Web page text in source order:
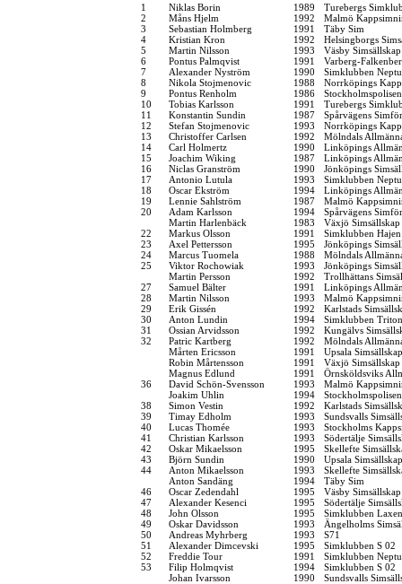
1 Niklas Borin 1989
Turebergs
2
Måns Hjelm 1992
Malmö
3
Sebastian Holmberg 1991
Täby Sim
4
Kristian Kron 1992
Helsingborgs
5
Martin Nilsson 1993
Väsby Simsällskap
6
Pontus Palmqvist 1991
Varberg-
7
Alexander Nyström 1990
Simklubben
8
Nikola Stojmenovic 1988
Norrköpings
9
Pontus Renholm 1986
10
Tobias Karlsson 1991
Turebergs
11
Konstantin Sundin 1987
Spårvägens
12
Stefan Stojmenovic 1993
Norrköpings
13
Christoffer Carlsen 1992
Mölndals
14
Carl Holmertz 1990
Linköpings
15
Joachim Wiking 1987
Linköpings
16
Niclas Granström 1990
Jönköpings
17
Antonio Lutula 1993
Simklubben
18
Oscar Ekström 1994
Linköpings
19
Lennie Sahlström 1987
Malmö
20
Adam Karlsson 1994
Spårvägens
Martin Harlenbäck
1983
Växjö Simsällskap
22
Markus Olsson 1991
Simklubben Hajen
23
Axel Pettersson 1995
Jönköpings
24
Marcus Tuomela 1988
Mölndals
25
Viktor Rochowiak 1993
Jönköpings
Martin Persson
1992
Trollhättans
27
Samuel Bälter 1991
Linköpings
28
Martin Nilsson 1993
Malmö
29
Erik Gissén 1992
Karlstads
30
Anton Lundin 1994
Simklubben Triton
31
Ossian Arvidsson 1992
Kungälvs
32
Patric Kartberg 1992
Mölndals
Mårten Ericsson
1991
Upsala Simsällskap
Robin Mårtensson
1991
Växjö Simsällskap
Magnus Edlund
1991
Örnsköldsviks
36
David Schön-Svensson 1993
Malmö
Joakim Uhlin
1994
38
Simon Vestin 1992
Karlstads
39
Timay Edholm 1993
Sundsvalls
40
Lucas Thomée 1993
Stockholms
41
Christian Karlsson 1993
Södertälje
42
Oskar Mikaelsson 1995
Skellefte
43
Björn Sundin 1990
Upsala Simsällskap
44
Anton Mikaelsson 1993
Skellefte
Anton Sandäng
1994
Täby Sim
46
Oscar Zedendahl 1995
Väsby Simsällskap
47
Alexander Kesenci 1995
Södertälje
48
John Olsson 1995
Simklubben Laxen
49
Oskar Davidsson 1993
Ängelholms
50
Andreas Myhrberg 1993
S71
51
Alexander Dimcevski 1995
Simklubben S 02
52
Freddie Tour 1991
Simklubben
53
Filip Holmqvist 1994
Simklubben S 02
Johan Ivarsson
1990 Sundsvalls